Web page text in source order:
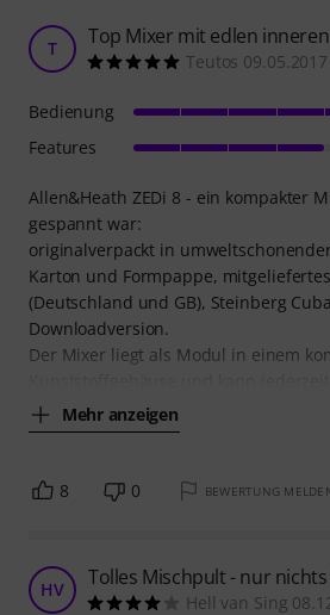
T Top Mixer mit edlen
Teutos 09.05.2017
Allen&Heath ZEDi 8 - ein kompakter
gespannt war:
originalverpackt in
Karton und Formpappe,
(Deutschland und GB), Steinberg
Downloadversion.
Der Mixer liegt als Modul in einem
Mehr anzeigen
Bedienung
Features
8 0 BEWERTUNG
HV Tolles Mischpult - nur
Hell van Sing